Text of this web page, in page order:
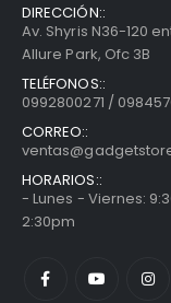
DIRECCIÓN::
Av. Shyris N36-120
Allure Park, Ofc 3B
TELÉFONOS::
0992800271 /
CORREO::
HORARIOS::
- Lunes - Viernes:
2:30pm